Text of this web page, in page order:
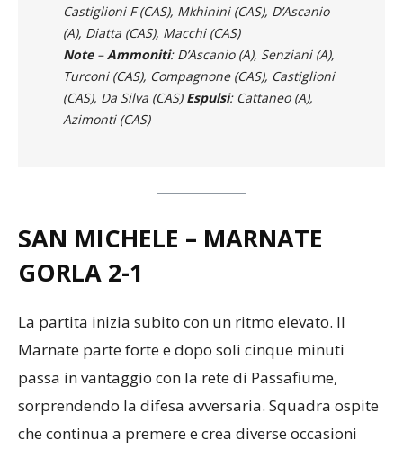
Castiglioni F (CAS), Mkhinini (CAS), D’Ascanio
(A), Diatta (CAS), Macchi (CAS)
Note–Ammoniti: D’Ascanio (A), Senziani (A),
Turconi (CAS), Compagnone (CAS), Castiglioni
(CAS), Da Silva (CAS) Espulsi: Cattaneo (A),
Azimonti (CAS)
SAN MICHELE – MARNATE
GORLA 2-1
La partita inizia subito con un ritmo elevato. Il
Marnate parte forte e dopo soli cinque minuti
passa in vantaggio con la rete di Passafiume,
sorprendendo la difesa avversaria. Squadra ospite
che continua a premere e crea diverse occasioni